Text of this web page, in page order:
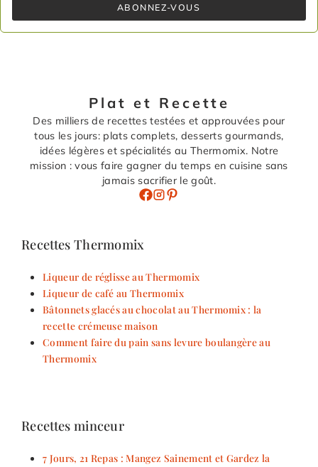
ABONNEZ-VOUS
Plat et Recette
Des milliers de recettes testées et approuvées pour
tous les jours: plats complets, desserts gourmands,
idées légères et spécialités au Thermomix. Notre
mission : vous faire gagner du temps en cuisine sans
jamais sacrifier le goût.
Recettes Thermomix
Liqueur de réglisse au Thermomix
Liqueur de café au Thermomix
Bâtonnets glacés au chocolat au Thermomix : la
recette crémeuse maison
Comment faire du pain sans levure boulangère au
Thermomix
Recettes minceur
7 Jours, 21 Repas : Mangez Sainement et Gardez la